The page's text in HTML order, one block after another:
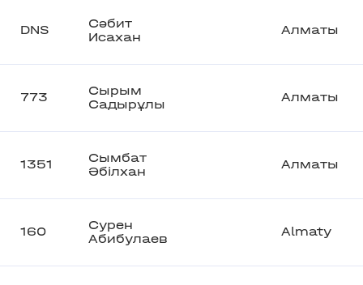
DNS
Сәбит
Исахан
Алматы
773
Сырым
Садырұлы
Алматы
1351
Сымбат
Әбілхан
Алматы
160
Сурен
Абибулаев
Almaty